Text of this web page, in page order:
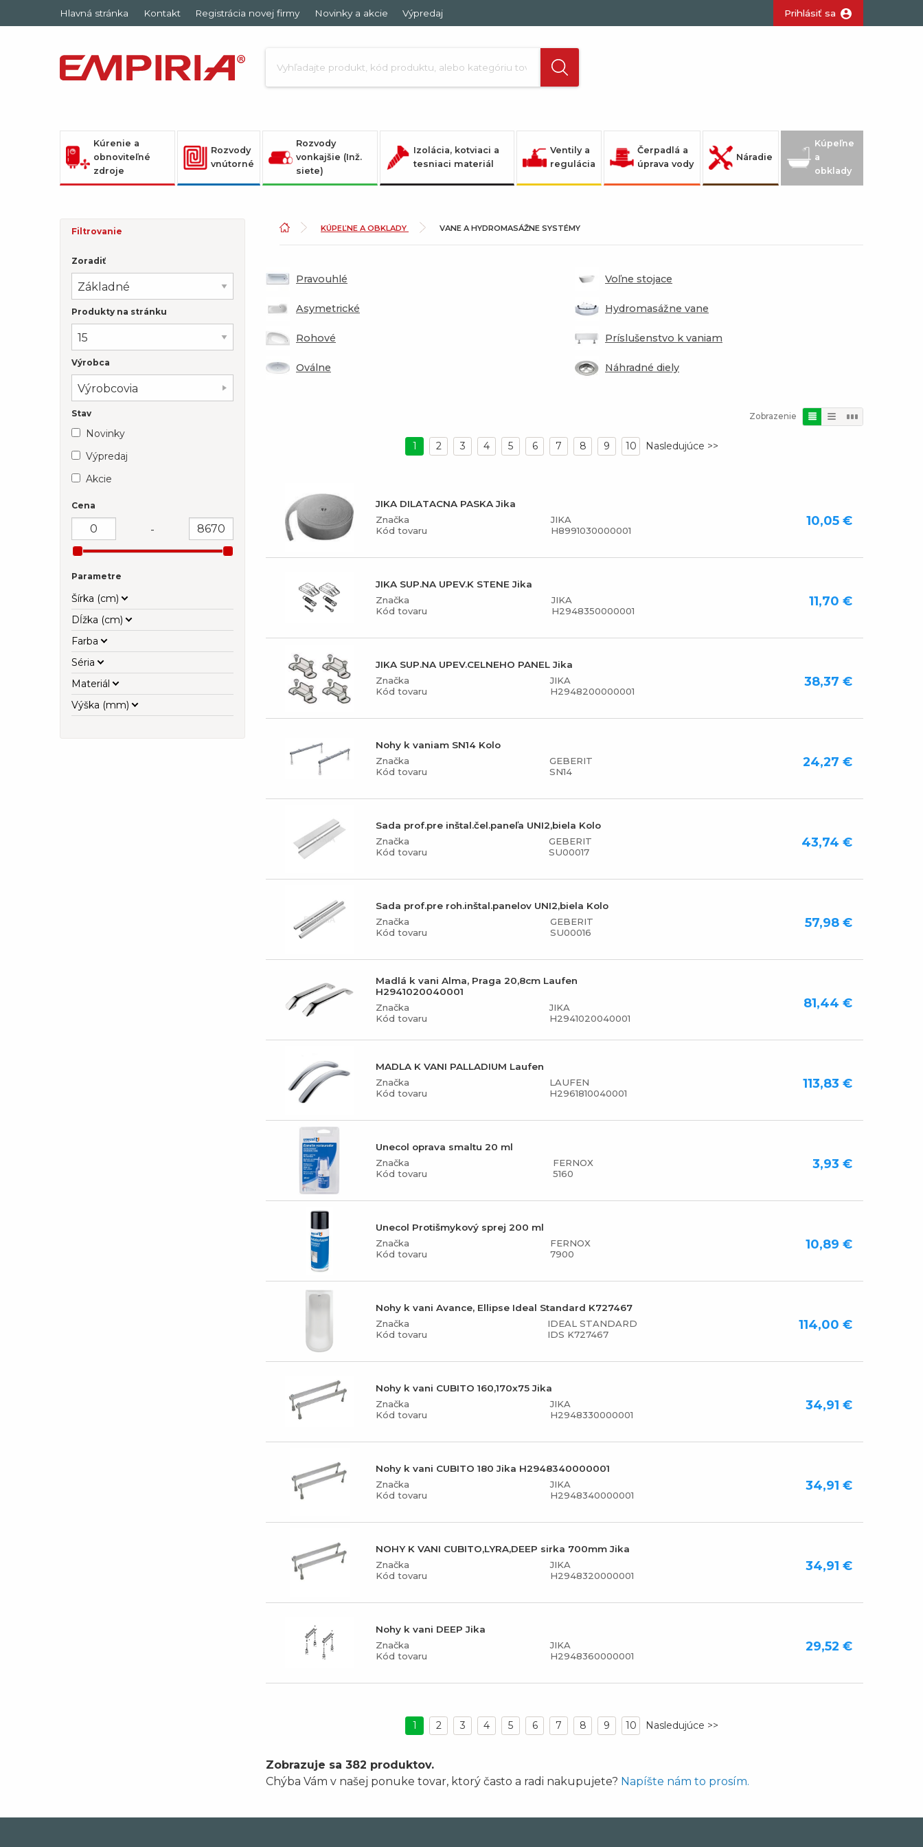
Hlavná stránka Kontakt Registrácia novej firmy Novinky a akcie Výpredaj Prihlásiť sa
Kúrenie a
obnoviteľné
zdroje
Rozvody
vnútorné
Rozvody
vonkajšie (Inž.
siete)
Izolácia, kotviaci a
tesniaci materiál
Ventily a
regulácia
Čerpadlá a
úprava vody
Náradie
Kúpeľne
a
obklady
Filtrovanie
Zoradiť
Produkty na stránku
Výrobca
Výrobcovia
Stav
Novinky
Výpredaj
Akcie
Cena
-
Parametre
Šírka (cm)
Dĺžka (cm)
Farba
Séria
Materiál
Výška (mm)
KÚPEĽNE A OBKLADY VANE A HYDROMASÁŽNE SYSTÉMY
Pravouhlé
Asymetrické
Rohové
Oválne
Voľne stojace
Hydromasážne vane
Príslušenstvo k vaniam
Náhradné diely
Zobrazenie
1 2 3 4 5 6 7 8 9 10
JIKA DILATACNA PASKA Jika
Značka
JIKA
Kód tovaru
H8991030000001
10,05 €
JIKA SUP.NA UPEV.K STENE Jika
Značka
JIKA
Kód tovaru
H2948350000001
11,70 €
JIKA SUP.NA UPEV.CELNEHO PANEL Jika
Značka
JIKA
Kód tovaru
H2948200000001
38,37 €
Nohy k vaniam SN14 Kolo
Značka
GEBERIT
Kód tovaru
SN14
24,27 €
Sada prof.pre inštal.čel.paneľa UNI2,biela Kolo
Značka
GEBERIT
Kód tovaru
SU00017
43,74 €
Sada prof.pre roh.inštal.panelov UNI2,biela Kolo
Značka
GEBERIT
Kód tovaru
SU00016
57,98 €
Madlá k vani Alma, Praga 20,8cm Laufen
H2941020040001
Značka
JIKA
Kód tovaru
H2941020040001
81,44 €
MADLA K VANI PALLADIUM Laufen
Značka
LAUFEN
Kód tovaru
H2961810040001
113,83 €
Unecol oprava smaltu 20 ml
Značka
FERNOX
Kód tovaru
5160
3,93 €
Unecol Protišmykový sprej 200 ml
Značka
FERNOX
Kód tovaru
7900
10,89 €
Nohy k vani Avance, Ellipse Ideal Standard K727467
Značka
IDEAL STANDARD
Kód tovaru
IDS K727467
114,00 €
Nohy k vani CUBITO 160,170x75 Jika
Značka
JIKA
Kód tovaru
H2948330000001
34,91 €
Nohy k vani CUBITO 180 Jika H2948340000001
Značka
JIKA
Kód tovaru
H2948340000001
34,91 €
NOHY K VANI CUBITO,LYRA,DEEP sirka 700mm Jika
Značka
JIKA
Kód tovaru
H2948320000001
34,91 €
Nohy k vani DEEP Jika
Značka
JIKA
Kód tovaru
H2948360000001
29,52 €
1 2 3 4 5 6 7 8 9 10
Zobrazuje sa 382 produktov.
Chýba Vám v našej ponuke tovar, ktorý často a radi nakupujete? Napíšte nám to prosím.